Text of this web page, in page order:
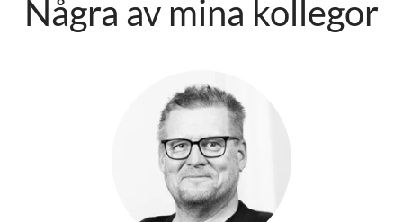
Några av mina kollegor